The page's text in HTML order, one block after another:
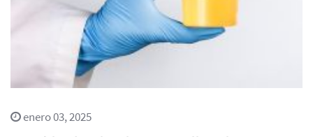
enero 03, 2025